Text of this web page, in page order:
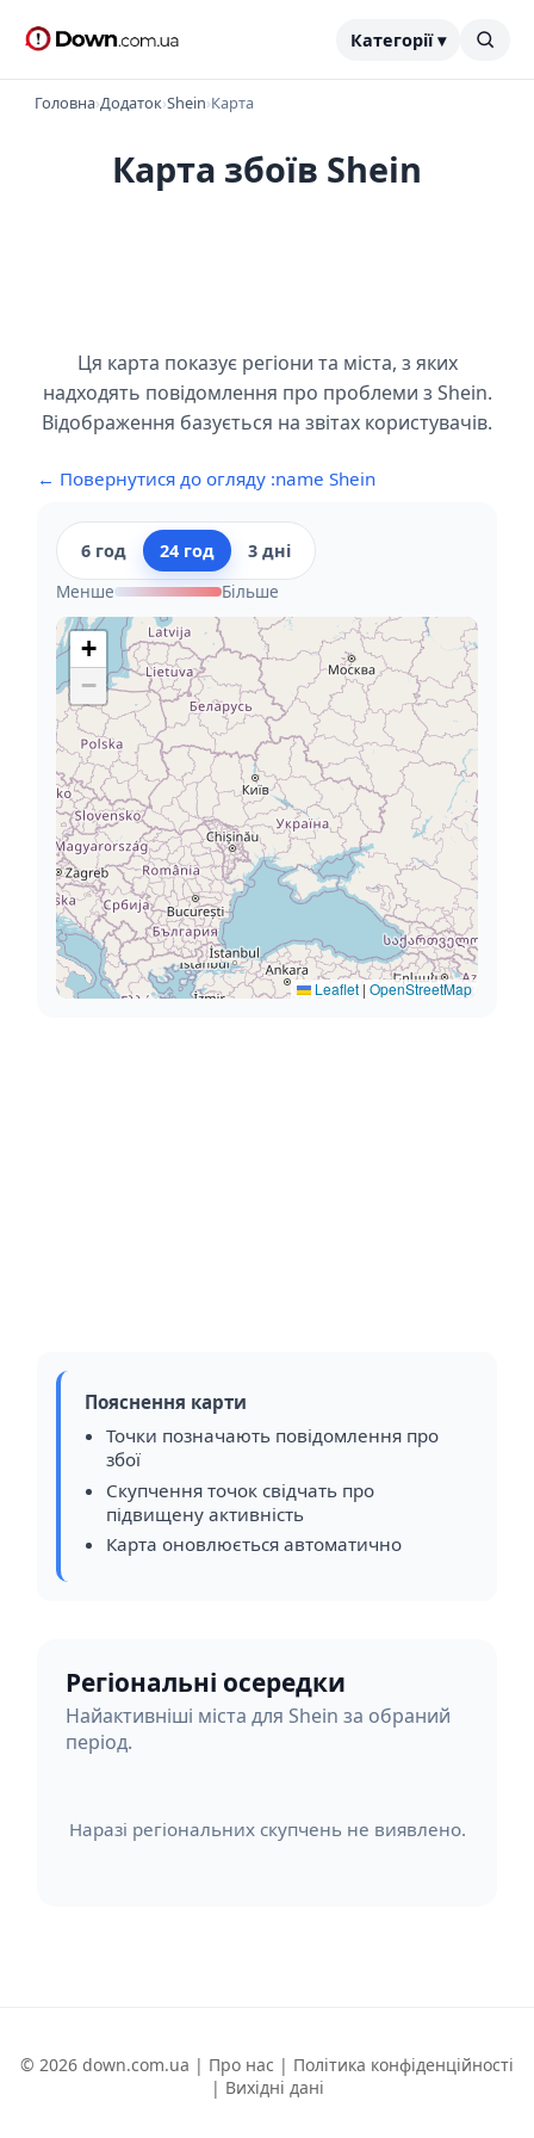
Категорії ▾
Головна›Додаток›Shein›Карта
Карта збоїв Shein
Ця карта показує регіони та міста, з яких
надходять повідомлення про проблеми з Shein.
Відображення базується на звітах користувачів.
← Повернутися до огляду :name Shein
6 год 24 год
3 дні
Менше
Більше
+
−
Leaflet | OpenStreetMap
Пояснення карти
Точки позначають повідомлення про
збої
Скупчення точок свідчать про
підвищену активність
Карта оновлюється автоматично
Регіональні осередки
Найактивніші міста для Shein за обраний
період.
Наразі регіональних скупчень не виявлено.
© 2026 down.com.ua | Про нас | Політика конфіденційності
| Вихідні дані